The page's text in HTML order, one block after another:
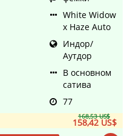
White Widow
x Haze Auto
Индор/
Аутдор
В основном
сатива
77
168,53 US$
158,42 US$